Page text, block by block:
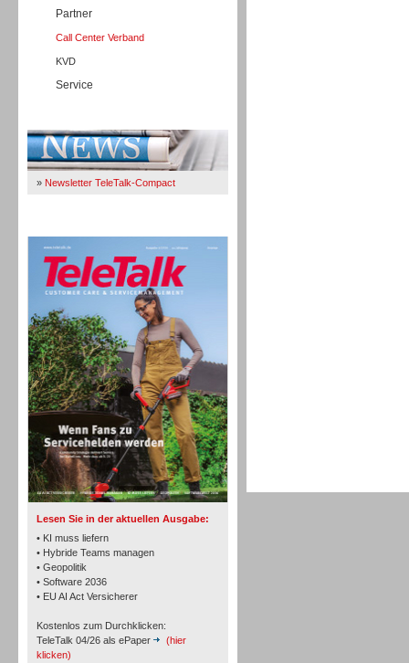
Partner
Call Center Verband
KVD
Service
» Newsletter TeleTalk-Compact
Lesen Sie in der aktuellen Ausgabe:
• KI muss liefern
• Hybride Teams managen
• Geopolitik
• Software 2036
• EU AI Act Versicherer
Kostenlos zum Durchklicken:
TeleTalk 04/26 als ePaper
(hier
klicken)
TK- und ACD-Systeme
Workforce-Management